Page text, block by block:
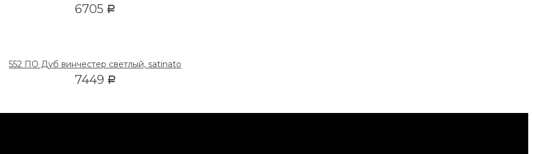
6705 Р
552 ПО Дуб винчестер светлый, satinato
7449 Р